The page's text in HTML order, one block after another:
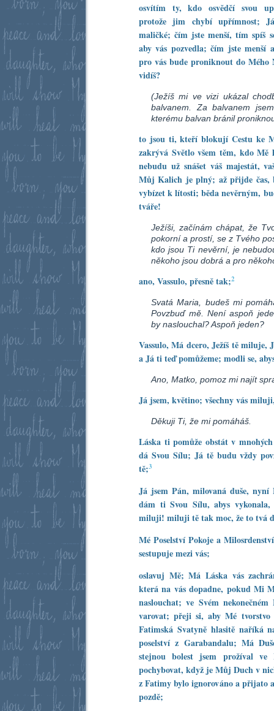
osvítím ty, kdo osvědčí svou
protože jim chybí upřímnost;
maličké; čím jste menší, tím spíš
aby vás pozvedla; čím jste menší
pro vás bude proniknout do Mého
vidíš?
(Ježíš mi ve vizi ukázal
balvanem. Za balvanem
kterému balvan bránil
to jsou ti, kteří blokují Cestu ke
zakrývá Světlo všem těm, kdo
nebudu už snášet váš majestát,
Můj Kalich je plný; až přijde čas,
vybízet k lítosti; běda nevěrným,
tváře!
Ježíši, začínám chápat, že
pokorní a prostí, se z Tvého
kdo jsou Ti nevěrní, je
někoho jsou dobrá a pro
ano, Vassulo, přesně tak;2
Svatá Maria, budeš mi
Povzbuď mě. Není aspoň
by naslouchal? Aspoň jeden?
Vassulo, Má dcero, Ježíš tě miluje,
a Já ti teď pomůžeme; modli se,
Ano, Matko, pomoz mi najít
Já jsem, květino; všechny vás
Děkuji Ti, že mi pomáháš.
Láska ti pomůže obstát v
dá Svou Sílu; Já tě budu vždy
tě;3
Já jsem Pán, milovaná duše,
dám ti Svou Sílu, abys
miluji! miluji tě tak moc, že to tvá
Mé Poselství Pokoje a
sestupuje mezi vás;
oslavuj Mě; Má Láska vás
která na vás dopadne, pokud Mi
naslouchat; ve Svém
varovat; přeji si, aby Mé
Fatimská Svatyně hlasitě naříká
poselství z Garabandalu; Má
stejnou bolest jsem prožíval
pochybovat, když je Můj Duch v
z Fatimy bylo ignorováno a přijato
pozdě;